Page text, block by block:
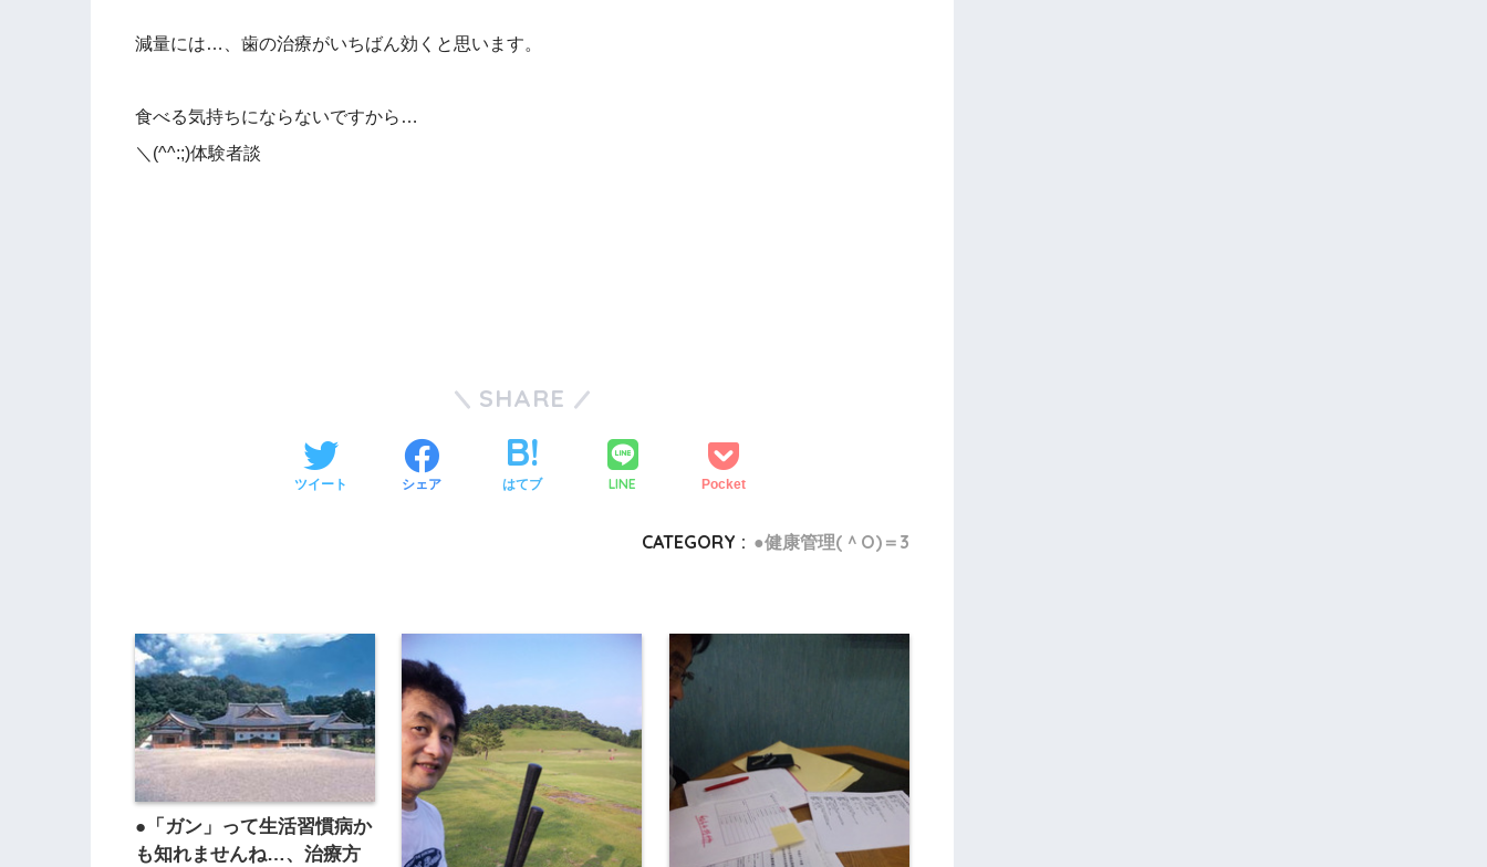
減量には…、歯の治療がいちばん効くと思います。
食べる気持ちにならないですから…
＼(^^:;)体験者談
SHARE
ツイート シェア はてブ LINE Pocket
CATEGORY : ●健康管理(＾O)＝3
●「ガン」って生活習慣病か
も知れませんね…、治療方